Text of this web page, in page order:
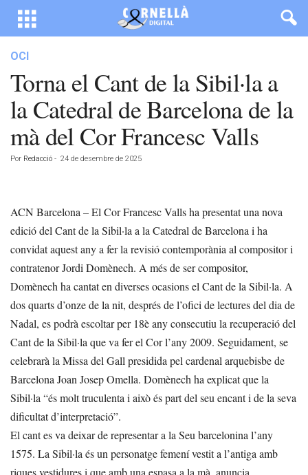
OCI
Torna el Cant de la Sibil·la a
la Catedral de Barcelona de la
mà del Cor Francesc Valls
Por Redacció - 24 de desembre de 2025
ACN Barcelona – El Cor Francesc Valls ha presentat una nova
edició del Cant de la Sibil·la a la Catedral de Barcelona i ha
convidat aquest any a fer la revisió contemporània al compositor i
contratenor Jordi Domènech. A més de ser compositor,
Domènech ha cantat en diverses ocasions el Cant de la Sibil·la. A
dos quarts d’onze de la nit, després de l’ofici de lectures del dia de
Nadal, es podrà escoltar per 18è any consecutiu la recuperació del
Cant de la Sibil·la que va fer el Cor l’any 2009. Seguidament, se
celebrarà la Missa del Gall presidida pel cardenal arquebisbe de
Barcelona Joan Josep Omella. Domènech ha explicat que la
Sibil·la “és molt truculenta i això és part del seu encant i de la seva
dificultat d’interpretació”.
El cant es va deixar de representar a la Seu barcelonina l’any
1575. La Sibil·la és un personatge femení vestit a l’antiga amb
riques vestidures i que amb una espasa a la mà, anuncia